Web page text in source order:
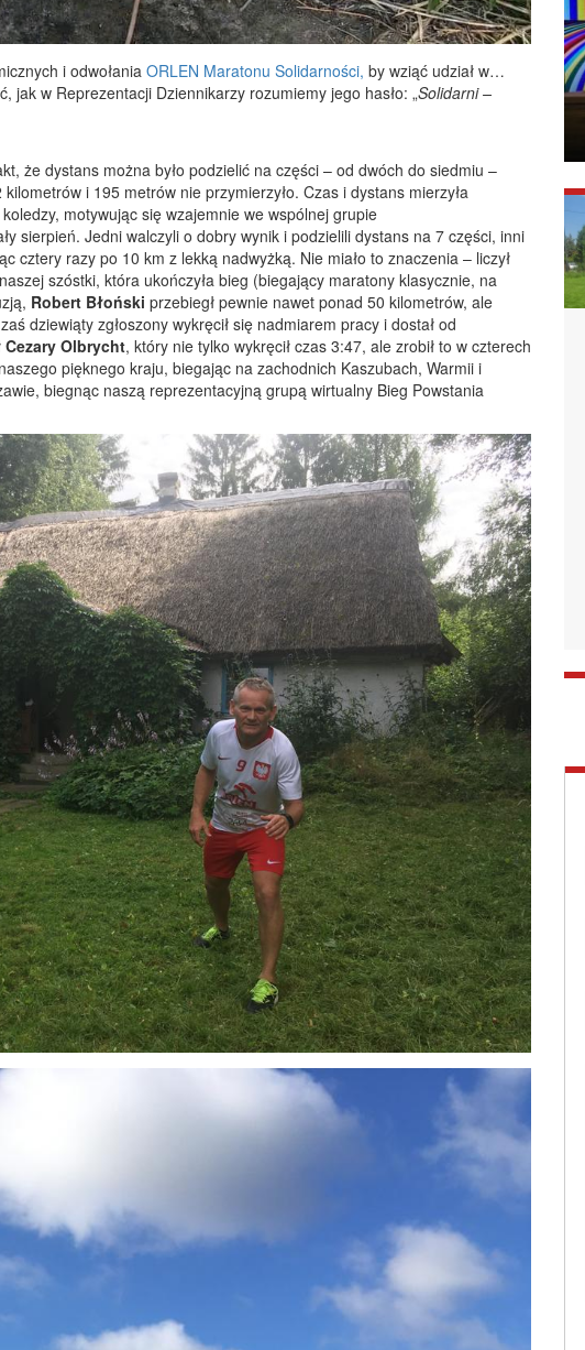
i odwołania ORLEN Maratonu Solidarności, by wziąć udział w…
jak w Reprezentacji Dziennikarzy rozumiemy jego hasło: „Solidarni –
że dystans można było podzielić na części – od dwóch do siedmiu –
i 195 metrów nie przymierzyło. Czas i dystans mierzyła
motywując się wzajemnie we wspólnej grupie
sierpień. Jedni walczyli o dobry wynik i podzielili dystans na 7 części, inni
cztery razy po 10 km z lekką nadwyżką. Nie miało to znaczenia – liczył
szóstki, która ukończyła bieg (biegający maratony klasycznie, na
Robert Błoński przebiegł pewnie nawet ponad 50 kilometrów, ale
dziewiąty zgłoszony wykręcił się nadmiarem pracy i dostał od
Cezary Olbrycht, który nie tylko wykręcił czas 3:47, ale zrobił to w czterech
pięknego kraju, biegając na zachodnich Kaszubach, Warmii i
biegnąc naszą reprezentacyjną grupą wirtualny Bieg Powstania